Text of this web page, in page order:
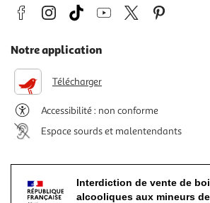
Notre application
Télécharger
Accessibilité : non conforme
Espace sourds et malentendants
Interdiction de vente de
alcooliques aux mineurs